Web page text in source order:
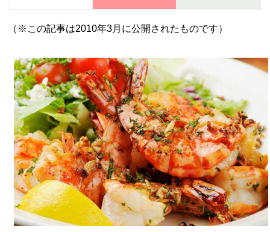
（※この記事は2010年3月に公開されたものです）